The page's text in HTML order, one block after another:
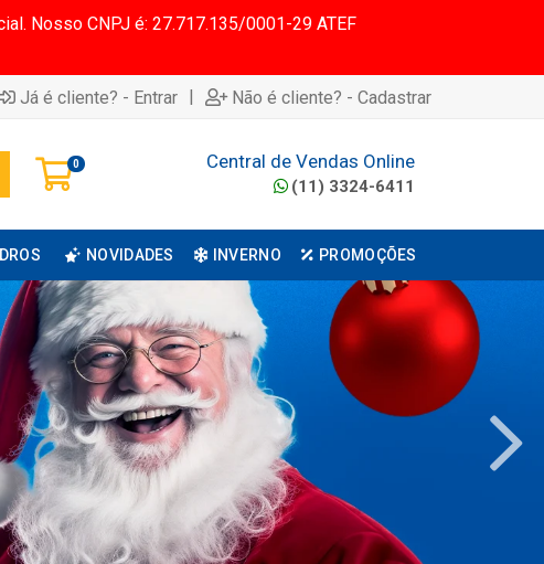
Nosso CNPJ é: 27.717.135/0001-29 ATEF
Já é cliente? - Entrar | Não é cliente? - Cadastrar
0 Central de Vendas Online
(11) 3324-6411
NOVIDADES INVERNO PROMOÇÕES